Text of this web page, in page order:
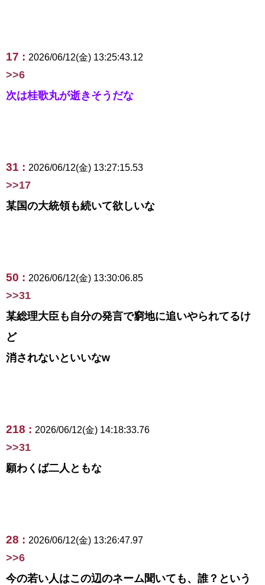
17 : 2026/06/12(金) 13:25:43.12
>>6
次は桂歌丸が逝きそうだな
31 : 2026/06/12(金) 13:27:15.53
>>17
某国の大統領も続いて欲しいな
50 : 2026/06/12(金) 13:30:06.85
>>31
某総理大臣も自分の発言で窮地に追いやられてるけ
ど
消されないといいなw
218 : 2026/06/12(金) 14:18:33.76
>>31
願わくば二人ともな
28 : 2026/06/12(金) 13:26:47.97
>>6
今の若い人はこの辺のネーム聞いても、誰？という